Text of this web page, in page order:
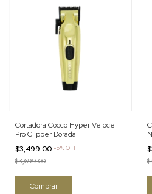
Cortadora Cocco Hyper Veloce
Pro Clipper Dorada
$3,499.00 -5%OFF
$3,699.00